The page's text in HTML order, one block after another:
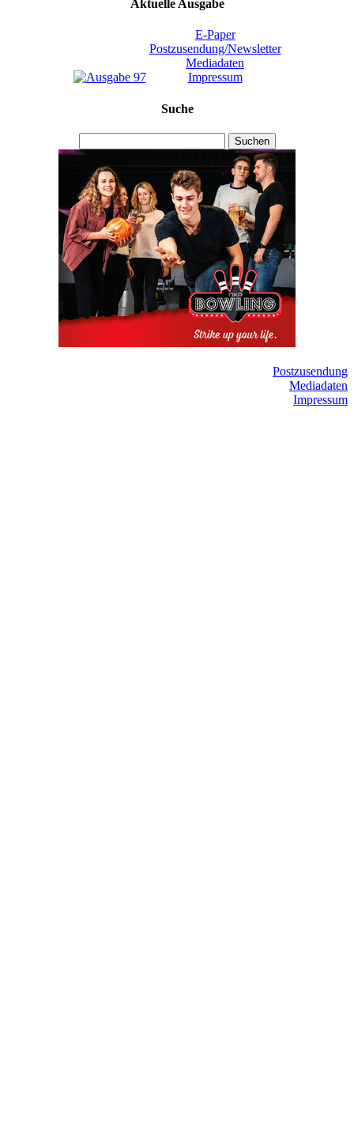
Aktuelle Ausgabe
E-Paper
Postzusendung/Newsletter
Mediadaten
Impressum
Suche
Suchen
Postzusendung
Mediadaten
Impressum